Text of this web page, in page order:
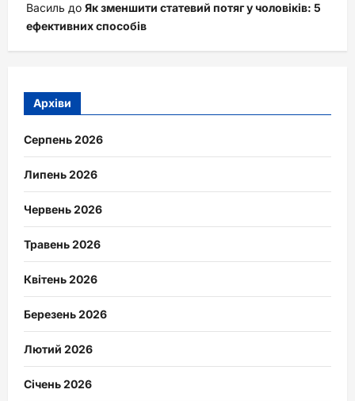
Василь до Як зменшити статевий потяг у чоловіків: 5
ефективних способів
Архіви
Серпень 2026
Липень 2026
Червень 2026
Травень 2026
Квітень 2026
Березень 2026
Лютий 2026
Січень 2026